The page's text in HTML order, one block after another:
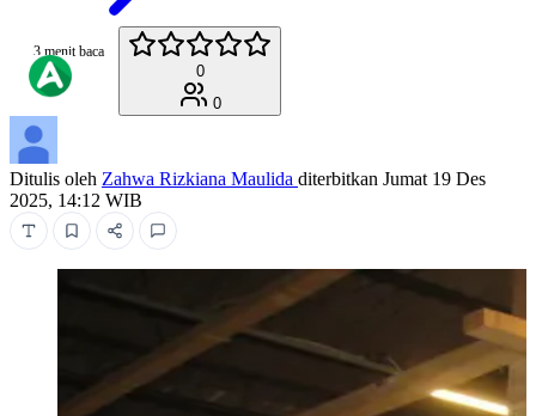
3 menit baca
0
0
Ditulis oleh Zahwa Rizkiana Maulida diterbitkan Jumat 19 Des
2025, 14:12 WIB